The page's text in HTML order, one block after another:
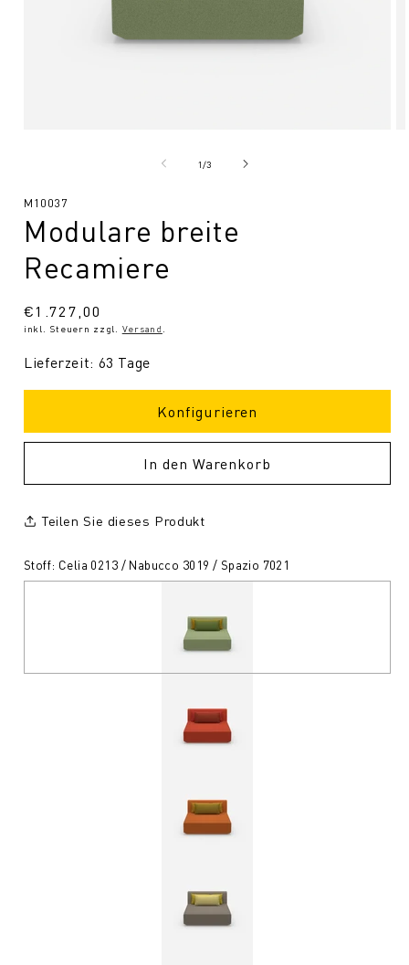
1/von
3
SKU:
M10037
Modulare breite
Recamiere
Normaler
Preis
€1.727,00
inkl. Steuern zzgl. Versand
Lieferzeit: 63 Tage
Konfigurieren
In den Warenkorb
Teilen Sie dieses Produkt
Stoff: Celia 0213 / Nabucco 3019 / Spazio 7021